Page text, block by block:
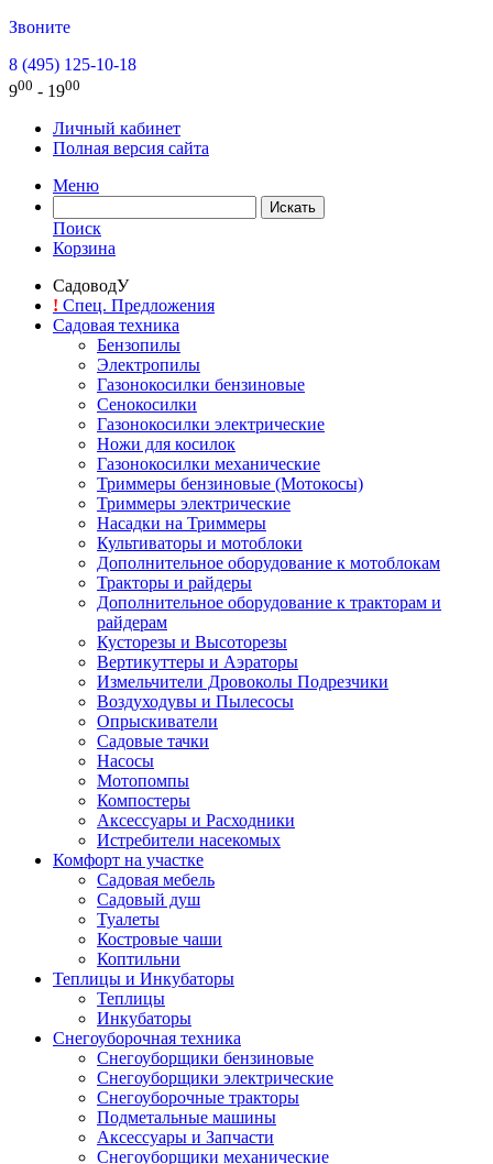
Звоните
8 (495) 125-10-18
900 - 1900
Личный кабинет
Полная версия сайта
Меню
Поиск
Корзина
СадоводУ
! Спец. Предложения
Садовая техника
Бензопилы
Электропилы
Газонокосилки бензиновые
Сенокосилки
Газонокосилки электрические
Ножи для косилок
Газонокосилки механические
Триммеры бензиновые (Мотокосы)
Триммеры электрические
Насадки на Триммеры
Культиваторы и мотоблоки
Дополнительное оборудование к мотоблокам
Тракторы и райдеры
Дополнительное оборудование к тракторам и
райдерам
Кусторезы и Высоторезы
Вертикуттеры и Аэраторы
Измельчители Дровоколы Подрезчики
Воздуходувы и Пылесосы
Опрыскиватели
Садовые тачки
Насосы
Мотопомпы
Компостеры
Аксессуары и Расходники
Истребители насекомых
Комфорт на участке
Садовая мебель
Садовый душ
Туалеты
Костровые чаши
Коптильни
Теплицы и Инкубаторы
Теплицы
Инкубаторы
Снегоуборочная техника
Снегоуборщики бензиновые
Снегоуборщики электрические
Снегоуборочные тракторы
Подметальные машины
Аксессуары и Запчасти
Снегоуборщики механические